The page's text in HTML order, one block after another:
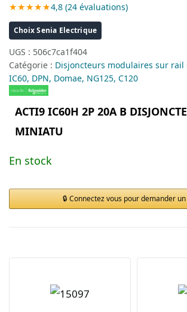
★★★★★4,8 (24 évaluations)
Choix Senia Electrique
UGS : 506c7ca1f404
Catégorie : Disjoncteurs modulaires sur rail
IC60, DPN, Domae, NG125, C120
ACTI9 IC60H 2P 20A B
MINIATU
En stock
Connectez vous pour demander